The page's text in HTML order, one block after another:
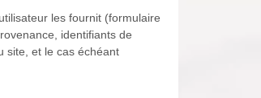
les fournit (formulaire
identifiants de
site, et le cas échéant